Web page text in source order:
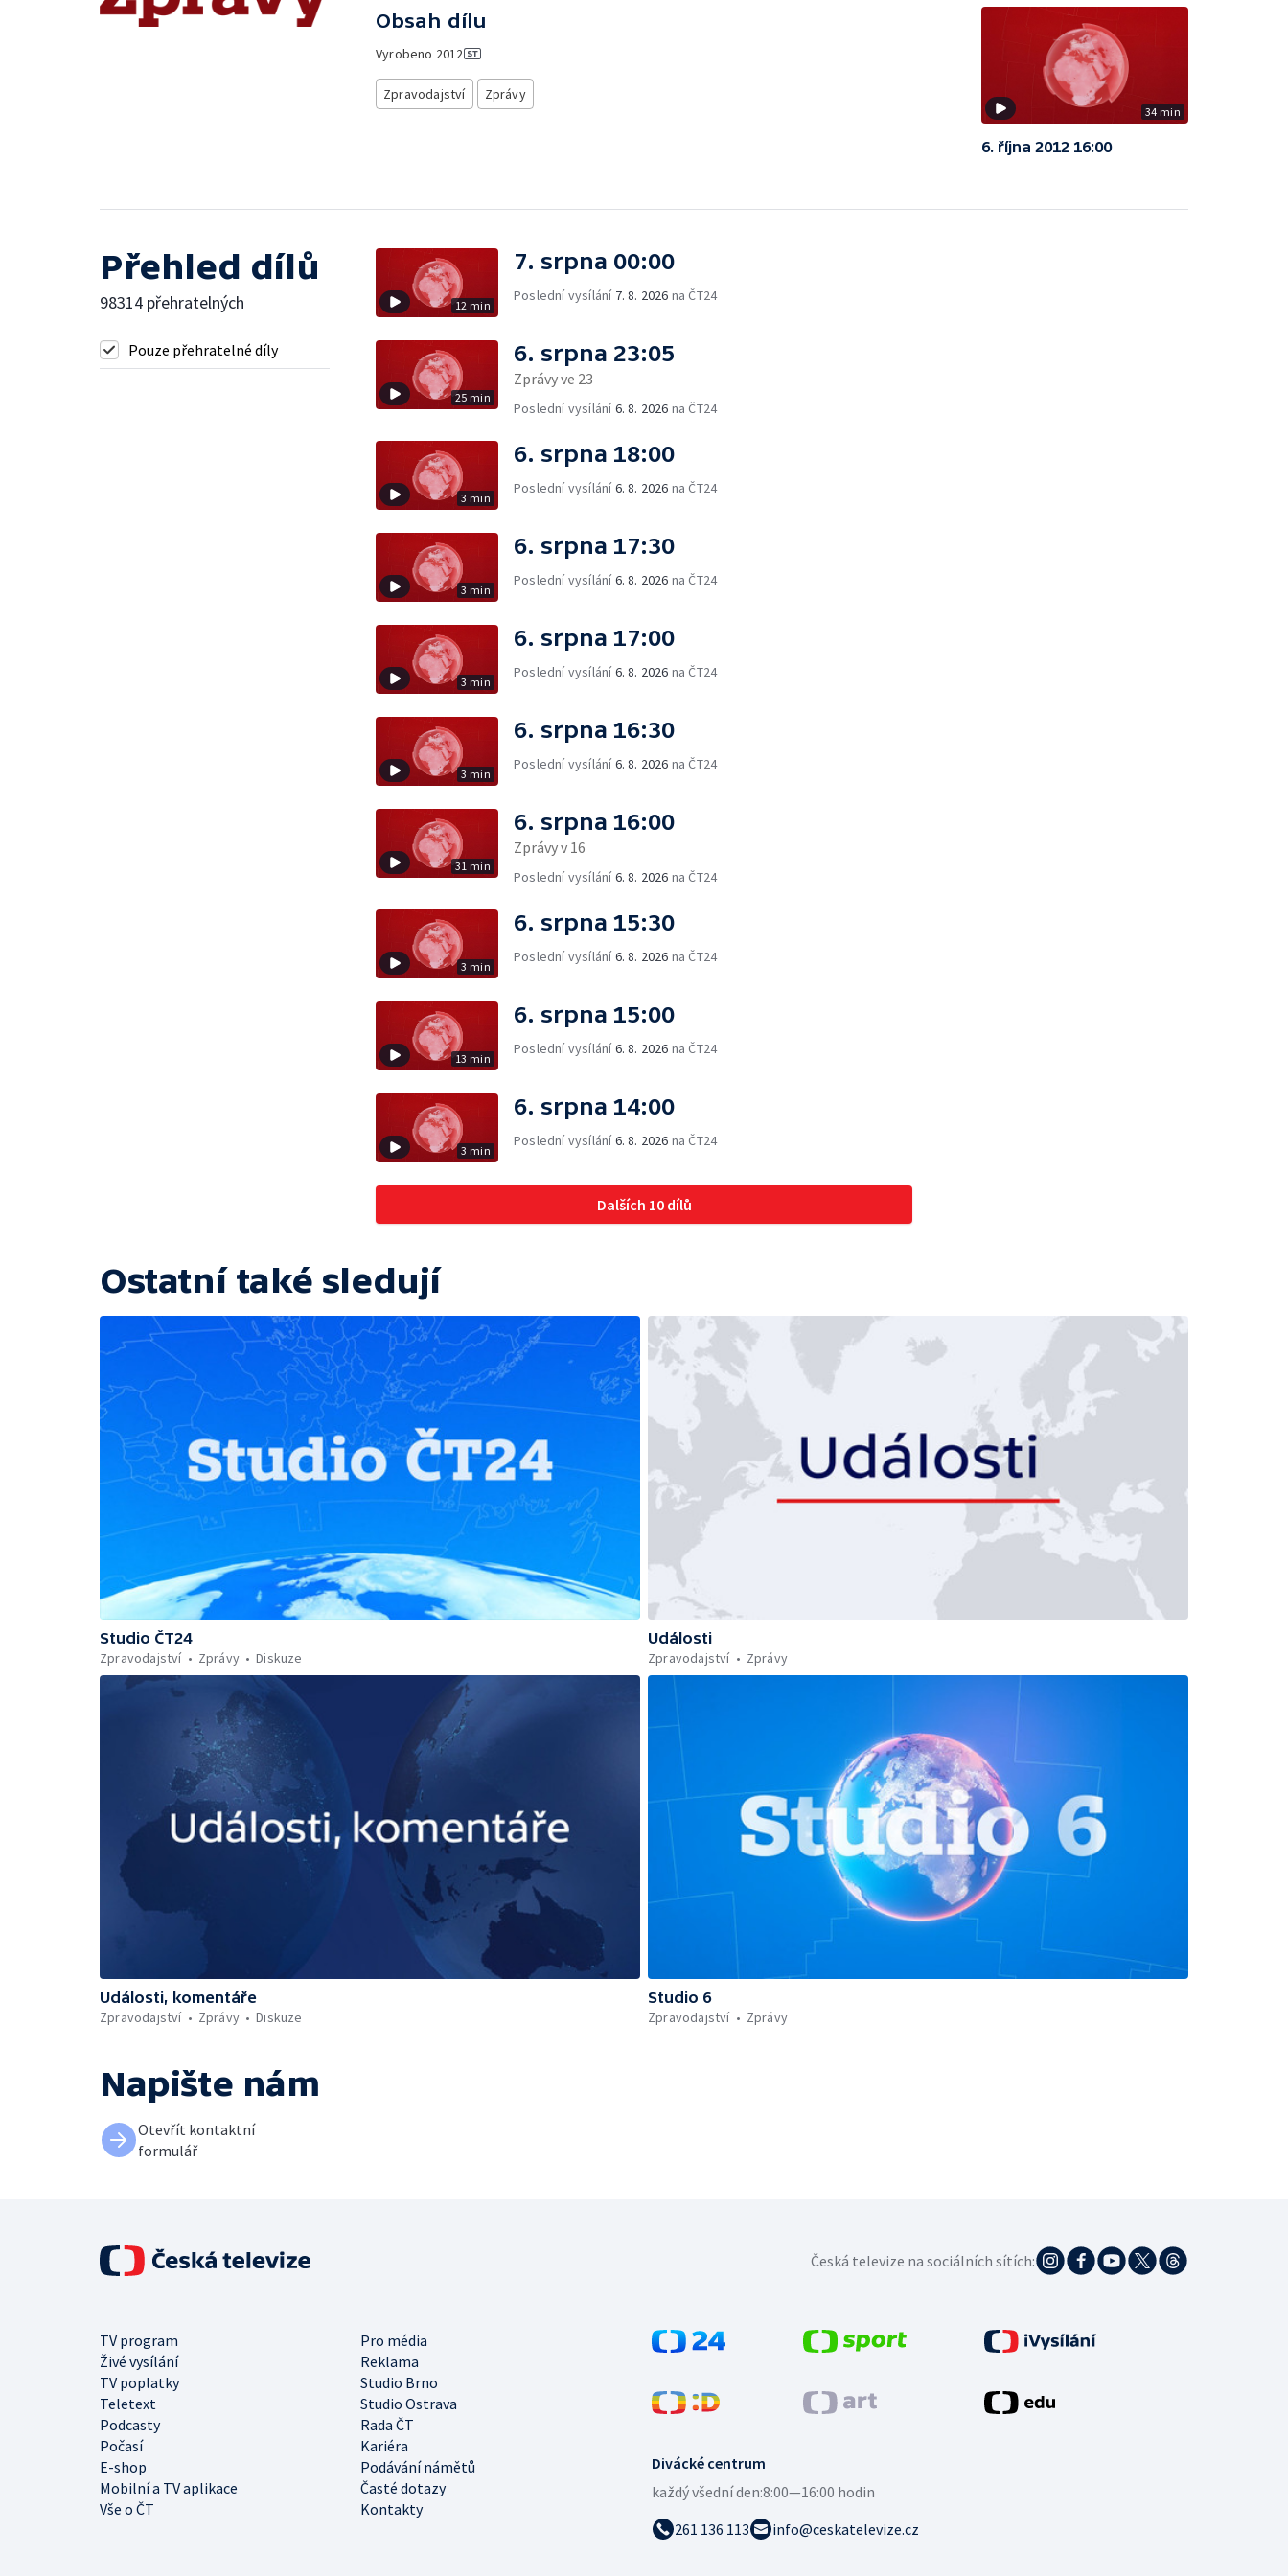
Obsah dílu
Vyrobeno 2012
Zpravodajství Zprávy
34 min
6. října 2012 16:00
Přehled dílů
98314 přehratelných
Pouze přehratelné díly
12 min
7. srpna 00:00
Poslední vysílání 7. 8. 2026 na ČT24
25 min
6. srpna 23:05
Zprávy ve 23
Poslední vysílání6. 8. 2026 na ČT24
3 min
6. srpna 18:00
Poslední vysílání6. 8. 2026 na ČT24
3 min
6. srpna 17:30
Poslední vysílání6. 8. 2026 na ČT24
3 min
6. srpna 17:00
Poslední vysílání6. 8. 2026 na ČT24
3 min
6. srpna 16:30
Poslední vysílání6. 8. 2026 na ČT24
31 min
6. srpna 16:00
Zprávy v 16
Poslední vysílání6. 8. 2026 na ČT24
3 min
6. srpna 15:30
Poslední vysílání6. 8. 2026 na ČT24
13 min
6. srpna 15:00
Poslední vysílání6. 8. 2026 na ČT24
3 min
6. srpna 14:00
Poslední vysílání6. 8. 2026 na ČT24
Dalších 10 dílů
Ostatní také sledují
Studio ČT24
Zpravodajství
Zprávy Diskuze
Události
Zpravodajství
Zprávy
Události, komentáře
Zpravodajství
Zprávy Diskuze
Studio 6
Zpravodajství
Zprávy
Napište nám
Otevřít kontaktní
formulář
Divácké centrum
každý všední den:8:00—16:00 hodin
261 136 113
info@ceskatelevize.cz
TV program
Pro média
Živé vysílání
Reklama
TV poplatky
Studio Brno
Teletext
Studio Ostrava
Podcasty
Rada ČT
Počasí
Kariéra
E-shop
Podávání námětů
Mobilní a TV aplikace
Časté dotazy
Vše o ČT
Kontakty
Česká televize na sociálních sítích: